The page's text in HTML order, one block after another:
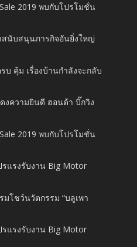
2019 พบกับโปรโมชั่น
สนับสนุนภารกิจอันยิ่งใหญ่
บ คุ้ม เรื่องบ้านกำลังจะกลับ
งความยินดี ฮอนด้า บิ๊กวิง
2019 พบกับโปรโมชั่น
แรงรับงาน Big Motor
โชว์นวัตกรรม “บลูเพา
แรงรับงาน Big Motor